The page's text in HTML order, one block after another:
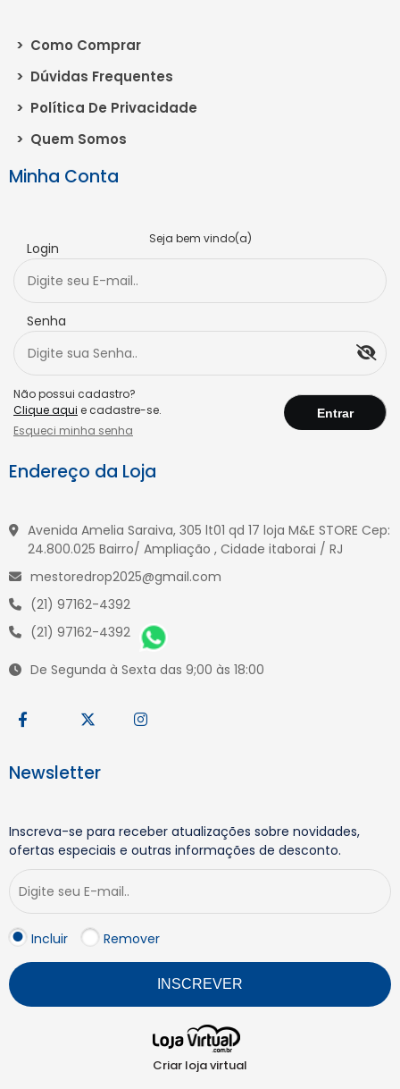
> Como Comprar
> Dúvidas Frequentes
> Política De Privacidade
> Quem Somos
Minha Conta
Seja bem vindo(a)
Login
Senha
Não possui cadastro?
Clique aqui e cadastre-se.
Esqueci minha senha
Endereço da Loja
Avenida Amelia Saraiva, 305 lt01 qd 17 loja M&E STORE Cep:
24.800.025 Bairro/ Ampliação , Cidade itaborai / RJ
mestoredrop2025@gmail.com
(21) 97162-4392
(21) 97162-4392
De Segunda à Sexta das 9;00 às 18:00
Newsletter
Inscreva-se para receber atualizações sobre novidades,
ofertas especiais e outras informações de desconto.
Incluir Remover
INSCREVER
Criar loja virtual